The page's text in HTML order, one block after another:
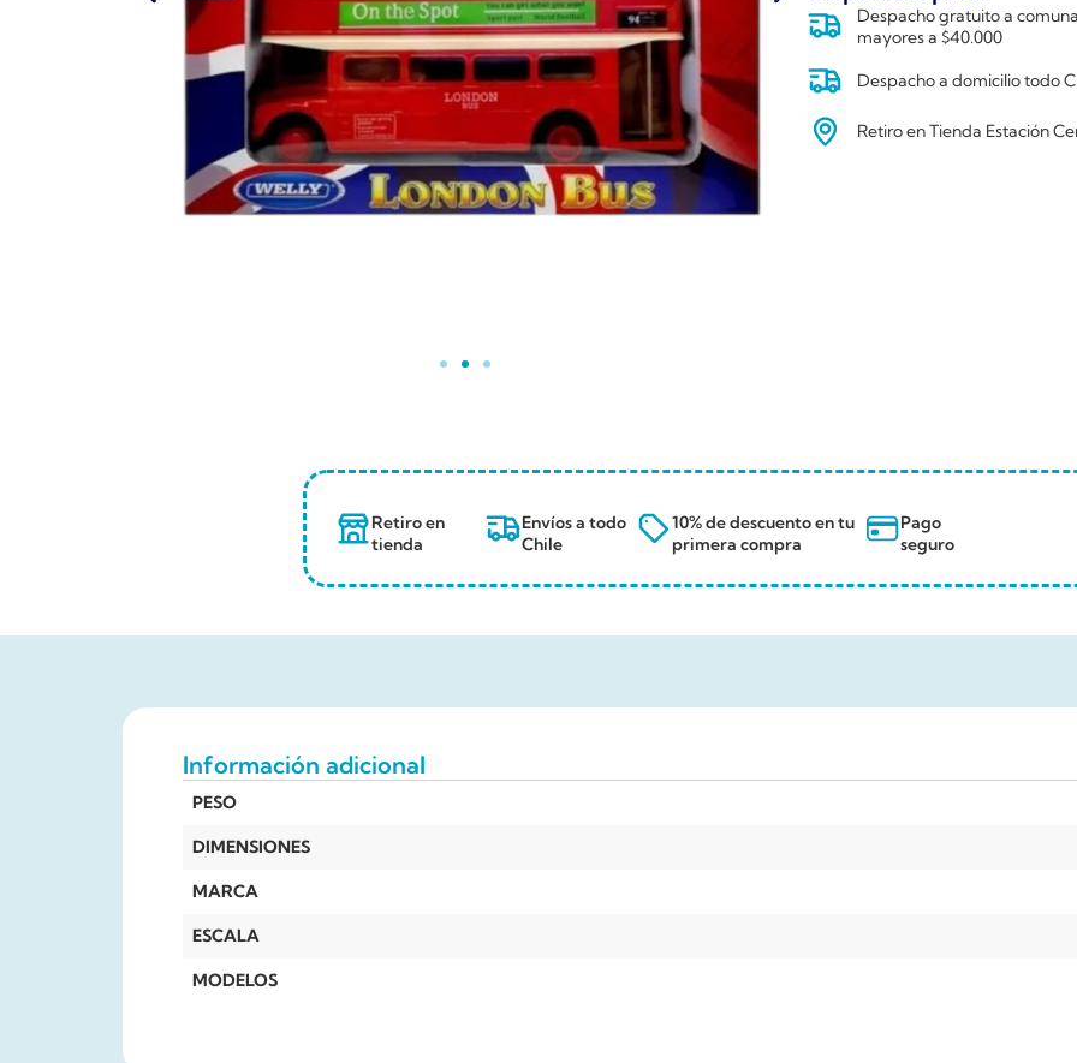
Despacho gratuito a
mayores a $40.000
Despacho a domicilio todo
Retiro en Tienda Estación
Retiro en
tienda
Envíos a todo
Chile
10% de descuento en tu
primera compra
Pago
seguro
Información adicional
PESO
DIMENSIONES
MARCA
ESCALA
MODELOS